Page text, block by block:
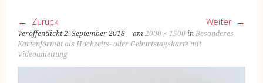
Zurück Weiter
Veröffentlicht2. September 2018 am2000 × 1500 inBesonderes
Kartenformat als Hochzeits- oder Geburtstagskarte mit
Videoanleitung